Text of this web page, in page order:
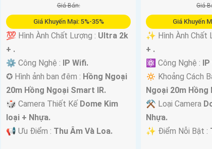
Giá Bán:
Giá Khuyến Mại: 5%-35%
💯 Hình Ành Chất Lượng : Ultra 2k
+ .
⚙ Công Nghệ :
IP Wifi.
✪ Hình ảnh ban đêm : Hồng Ngoại
20m Hồng Ngoại Smart IR.
🎲 Camera Thiết Kế Dome Kim
loại + Nhựa.
️📢 Ưu Điểm : Thu Âm Và Loa.
Giá
Giá Khuyến
✨ Hình Ành Chất
+ .
⚛️ Công Nghệ :
🔅 Khoảng Cách
Ngoại 20m
⚒ Loại Camera
Nhựa.
️✨ Điểm Nỗi Bật :